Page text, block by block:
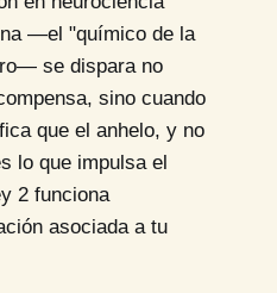
—el "químico de la
se dispara no
sino cuando
que el anhelo, y no
lo que impulsa el
2 funciona
asociada a tu